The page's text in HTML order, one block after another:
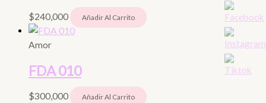
$240,000 Añadir Al Carrito
Amor
FDA 010
$300,000 Añadir Al Carrito